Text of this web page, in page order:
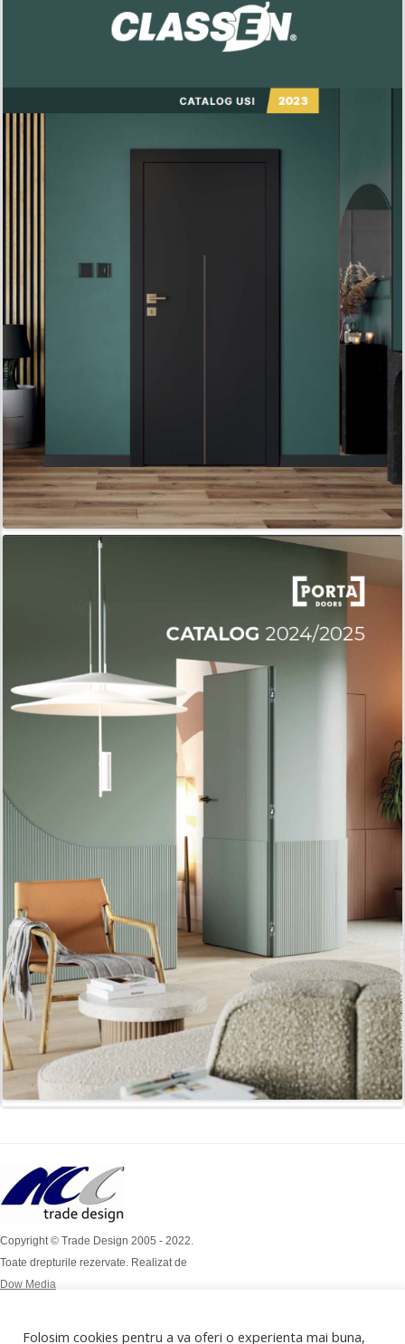
Copyright © Trade Design 2005 - 2022.
Toate drepturile rezervate. Realizat de
Dow Media
Folosim cookies pentru a va oferi o experienta mai buna,